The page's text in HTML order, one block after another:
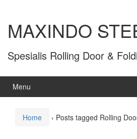
MAXINDO
Spesialis Rolling Door &
Menu
Home › Posts tagged Rolling